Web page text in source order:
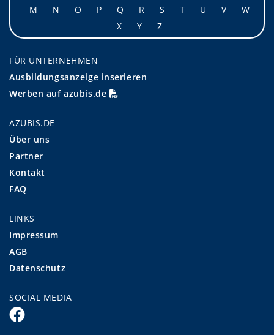
M
N O P Q R S T U V
W
X
Y Z
FÜR UNTERNEHMEN
Ausbildungsanzeige inserieren
Werben auf azubis.de
AZUBIS.DE
Über uns
Partner
Kontakt
FAQ
LINKS
Impressum
AGB
Datenschutz
SOCIAL MEDIA